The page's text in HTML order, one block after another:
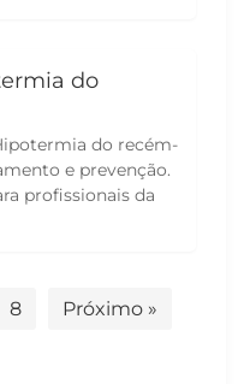
do
do recém-
e prevenção.
profissionais da
8 Próximo »